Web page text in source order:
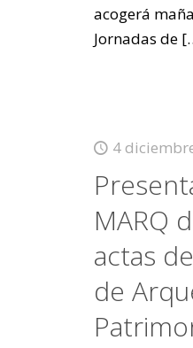
acogerá
Jornadas de
4
MARQ
actas
de